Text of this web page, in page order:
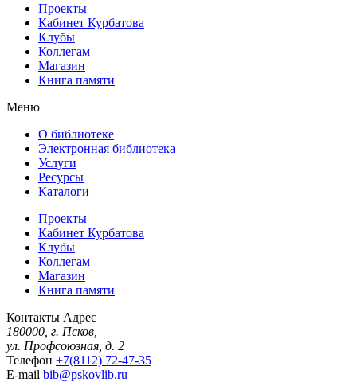
Проекты
Кабинет Курбатова
Клубы
Коллегам
Магазин
Книга памяти
Меню
О библиотеке
Электронная библиотека
Услуги
Ресурсы
Каталоги
Проекты
Кабинет Курбатова
Клубы
Коллегам
Магазин
Книга памяти
Контакты Адрес
180000, г. Псков,
ул. Профсоюзная, д. 2
Телефон +7(8112) 72-47-35
E-mail bib@pskovlib.ru